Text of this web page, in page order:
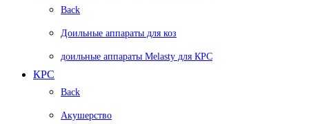
Back
Доильные аппараты для коз
доильные аппараты Melasty для КРС
КРС
Back
Акушерство